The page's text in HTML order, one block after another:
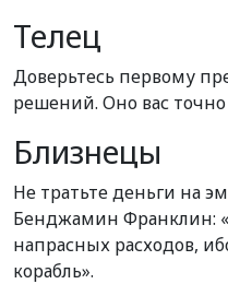
Телец
Доверьтесь первому
решений. Оно вас
Близнецы
Не тратьте деньги на
Бенджамин Франклин:
напрасных расходов,
корабль».